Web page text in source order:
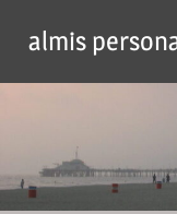
content
almis